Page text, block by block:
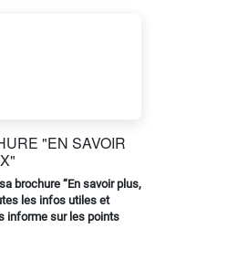
"EN SAVOIR
brochure “En savoir plus,
les infos utiles et
informe sur les points